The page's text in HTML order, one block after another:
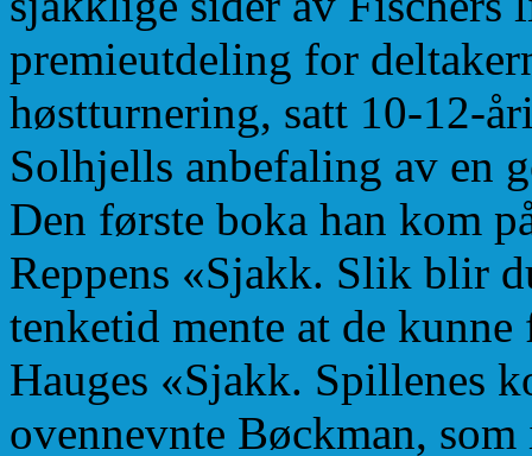
premieutdeling for
høstturnering, satt 10-12-
Solhjells anbefaling av en
Den første boka han kom
Reppens «Sjakk. Slik blir
tenketid mente at de
Hauges «Sjakk. Spillenes
ovennevnte Bøckman,